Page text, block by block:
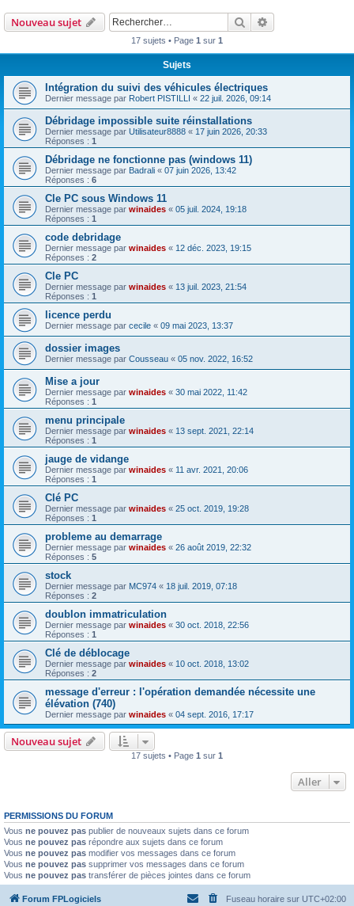
Nouveau sujet Rechercher
17 sujets • Page 1 sur 1
Sujets
Intégration du suivi des véhicules électriques
Dernier message par Robert PISTILLI « 22 juil. 2026, 09:14
Débridage impossible suite réinstallations
Dernier message par Utilisateur8888 « 17 juin 2026, 20:33
Réponses : 1
Débridage ne fonctionne pas (windows 11)
Dernier message par Badrali « 07 juin 2026, 13:42
Réponses : 6
Cle PC sous Windows 11
Dernier message par winaides « 05 juil. 2024, 19:18
Réponses : 1
code debridage
Dernier message par winaides « 12 déc. 2023, 19:15
Réponses : 2
Cle PC
Dernier message par winaides « 13 juil. 2023, 21:54
Réponses : 1
licence perdu
Dernier message par cecile « 09 mai 2023, 13:37
dossier images
Dernier message par Cousseau « 05 nov. 2022, 16:52
Mise a jour
Dernier message par winaides « 30 mai 2022, 11:42
Réponses : 1
menu principale
Dernier message par winaides « 13 sept. 2021, 22:14
Réponses : 1
jauge de vidange
Dernier message par winaides « 11 avr. 2021, 20:06
Réponses : 1
Clé PC
Dernier message par winaides « 25 oct. 2019, 19:28
Réponses : 1
probleme au demarrage
Dernier message par winaides « 26 août 2019, 22:32
Réponses : 5
stock
Dernier message par MC974 « 18 juil. 2019, 07:18
Réponses : 2
doublon immatriculation
Dernier message par winaides « 30 oct. 2018, 22:56
Réponses : 1
Clé de déblocage
Dernier message par winaides « 10 oct. 2018, 13:02
Réponses : 2
message d'erreur : l'opération demandée nécessite une
élévation (740)
Dernier message par winaides « 04 sept. 2016, 17:17
Nouveau sujet
17 sujets • Page 1 sur 1
Aller
PERMISSIONS DU FORUM
Vous ne pouvez pas publier de nouveaux sujets dans ce forum
Vous ne pouvez pas répondre aux sujets dans ce forum
Vous ne pouvez pas modifier vos messages dans ce forum
Vous ne pouvez pas supprimer vos messages dans ce forum
Vous ne pouvez pas transférer de pièces jointes dans ce forum
Forum FPLogiciels Fuseau horaire sur UTC+02:00